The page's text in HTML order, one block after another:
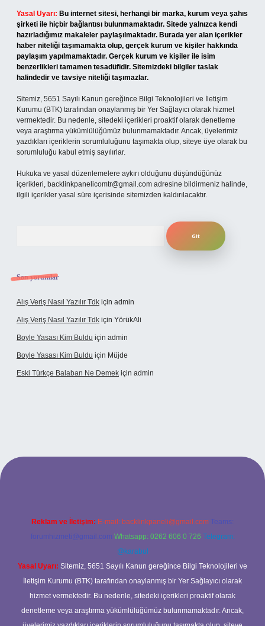
Yasal Uyarı: Bu internet sitesi, herhangi bir marka, kurum veya şahıs
şirketi ile hiçbir bağlantısı bulunmamaktadır. Sitede yalnızca kendi
hazırladığımız makaleler paylaşılmaktadır. Burada yer alan içerikler
haber niteliği taşımamakta olup, gerçek kurum ve kişiler hakkında
paylaşım yapılmamaktadır. Gerçek kurum ve kişiler ile isim
benzerlikleri tamamen tesadüfidir. Sitemizdeki bilgiler taslak
halindedir ve tavsiye niteliği taşımazlar.
Sitemiz, 5651 Sayılı Kanun gereğince Bilgi Teknolojileri ve İletişim
Kurumu (BTK) tarafından onaylanmış bir Yer Sağlayıcı olarak hizmet
vermektedir. Bu nedenle, sitedeki içerikleri proaktif olarak denetleme
veya araştırma yükümlülüğümüz bulunmamaktadır. Ancak, üyelerimiz
yazdıkları içeriklerin sorumluluğunu taşımakta olup, siteye üye olarak bu
sorumluluğu kabul etmiş sayılırlar.
Hukuka ve yasal düzenlemelere aykırı olduğunu düşündüğünüz
içerikleri, backlinkpanelicomtr@gmail.com adresine bildirmeniz halinde,
ilgili içerikler yasal süre içerisinde sitemizden kaldırılacaktır.
Son yorumlar
Alış Veriş Nasıl Yazılır Tdk için admin
Alış Veriş Nasıl Yazılır Tdk için YörükAli
Boyle Yasası Kim Buldu için admin
Boyle Yasası Kim Buldu için Müjde
Eski Türkçe Balaban Ne Demek için admin
casino
Reklam ve İletişim: E-mail: backlinkpaneli@gmail.com Teams:
forumhizmeti@gmail.com Whatsapp: 0262 606 0 726 Telegram:
@karabul
Yasal Uyarı: Sitemiz, 5651 Sayılı Kanun gereğince Bilgi Teknolojileri ve
İletişim Kurumu (BTK) tarafından onaylanmış bir Yer Sağlayıcı olarak
hizmet vermektedir. Bu nedenle, sitedeki içerikleri proaktif olarak
denetleme veya araştırma yükümlülüğümüz bulunmamaktadır. Ancak,